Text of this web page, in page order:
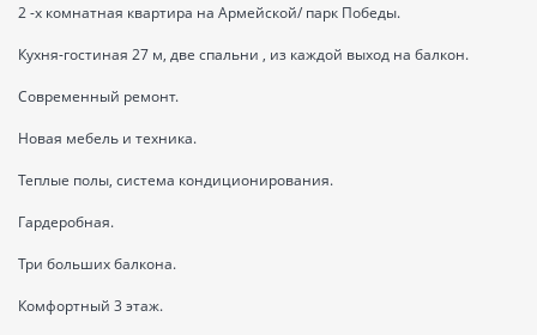
2 -х комнатная квартира на Армейской/ парк Победы.
Кухня-гостиная 27 м, две спальни , из каждой выход на балкон.
Современный ремонт.
Новая мебель и техника.
Теплые полы, система кондиционирования.
Гардеробная.
Три больших балкона.
Комфортный 3 этаж.